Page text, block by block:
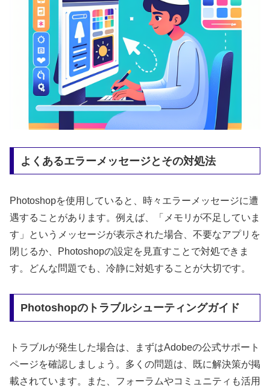
よくあるエラーメッセージとその対処法
Photoshopを使用していると、時々エラーメッセージに遭
遇することがあります。例えば、「メモリが不足していま
す」というメッセージが表示された場合、不要なアプリを
閉じるか、Photoshopの設定を見直すことで対処できま
す。どんな問題でも、冷静に対処することが大切です。
Photoshopのトラブルシューティングガイド
トラブルが発生した場合は、まずはAdobeの公式サポート
ページを確認しましょう。多くの問題は、既に解決策が掲
載されています。また、フォーラムやコミュニティも活用